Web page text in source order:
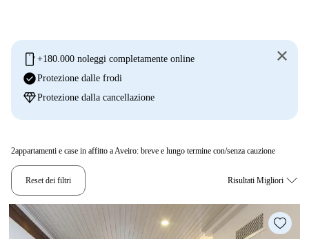
mobile +180.000 noleggi completamente online
check_circleProtezione dalle frodi
diamondProtezione dalla cancellazione
2appartamenti e case in affitto a Aveiro: breve e lungo termine con/senza cauzione
Reset dei filtri